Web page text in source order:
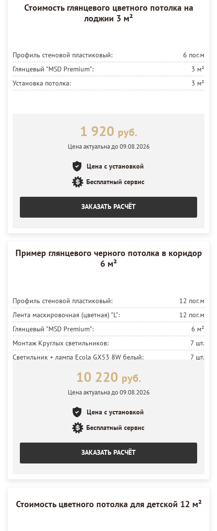
Стоимость глянцевого цветного потолка на
лоджии 3 м²
Профиль стеновой пластиковый:
6 пог.м
Глянцевый "MSD Premium":
3 м²
Установка потолка:
3 м²
1 920 руб.
Цена актуальна до 09.08.2026
Цена с установкой
Бесплатный сервис
ЗАКАЗАТЬ РАСЧЁТ
Пример глянцевого черного потолка в коридор
6 м²
Профиль стеновой пластиковый:
12 пог.м
Лента маскировочная (цветная) "L":
12 пог.м
Глянцевый "MSD Premium":
6 м²
Монтаж Круглых светильников:
7 шт.
Светильник + лампа Ecola GX53 8W белый:
7 шт.
10 220 руб.
Цена актуальна до 09.08.2026
Цена с установкой
Бесплатный сервис
ЗАКАЗАТЬ РАСЧЁТ
Стоимость цветного потолка для детской 12 м²